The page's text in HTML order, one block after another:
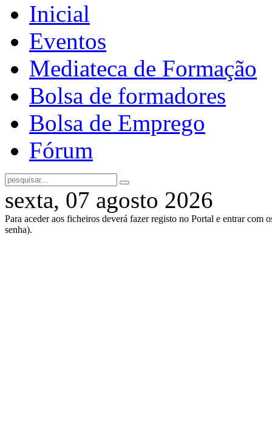
Inicial
Eventos
Mediateca de Formação
Bolsa de formadores
Bolsa de Emprego
Fórum
sexta, 07 agosto 2026
Para aceder aos ficheiros deverá fazer registo no Portal e entrar com
senha).